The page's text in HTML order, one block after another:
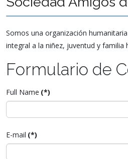
Somos una organización
integral a la niñez, juventud y familia
Formulario de
Full Name (*)
E-mail (*)